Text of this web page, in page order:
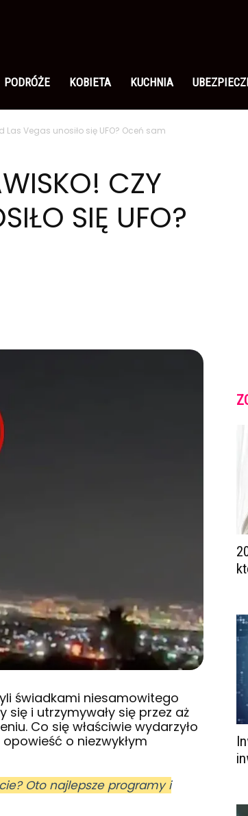
PODRÓŻE KOBIETA KUCHNIA
Vegas unosiło się UFO? Oceń sam
CZY
SIĘ UFO?
świadkami niesamowitego
się i utrzymywały się przez aż
Co się właściwie wydarzyło
o niezwykłym
Oto najlepsze programy i